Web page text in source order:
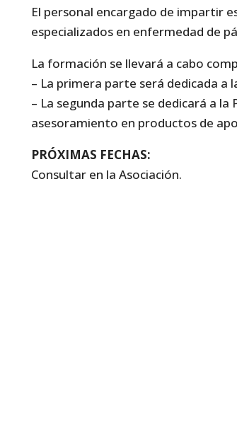
El personal encargado de impartir
especializados en enfermedad de
La formación se llevará a cabo
– La primera parte será dedicada a
– La segunda parte se dedicará a
asesoramiento en productos de
PRÓXIMAS FECHAS:
Consultar en la Asociación.